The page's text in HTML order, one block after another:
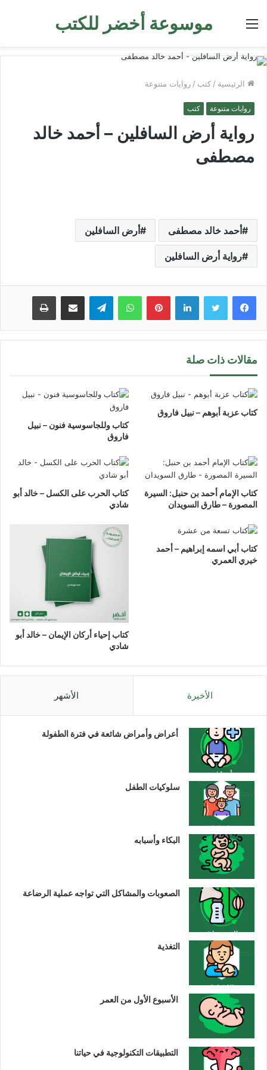
موسوعة أخضر للكتب القائمة
الرئيسية / كتب / روايات متنوعة
روايات متنوعة كتب
رواية أرض السافلين – أحمد خالد
مصطفى
أحمد خالد مصطفى أرض السافلين
رواية أرض السافلين
لينكدإن بينتيريستواتساب تيلقرام مشاركة عبر البريد طباعة
مقالات ذات صلة
كتاب عزبة أبوهم – نبيل فاروق
كتاب وللجاسوسية فنون – نبيل
فاروق
كتاب الإمام أحمد بن حنبل: السيرة
المصورة – طارق السويدان
كتاب الحرب على الكسل – خالد أبو
شادي
كتاب أبي اسمه إبراهيم – أحمد
خيري العمري
كتاب إحياء أركان الإيمان – خالد أبو
شادي
الأخيرة الأشهر
أعراض وأمراض شائعة في فترة الطفولة
سلوكيات الطفل
البكاء وأسبابه
الصعوبات والمشاكل التي تواجه عملية الرضاعة
التغذية
الأسبوع الأول من العمر
التطبيقات التكنولوجية في حياتنا